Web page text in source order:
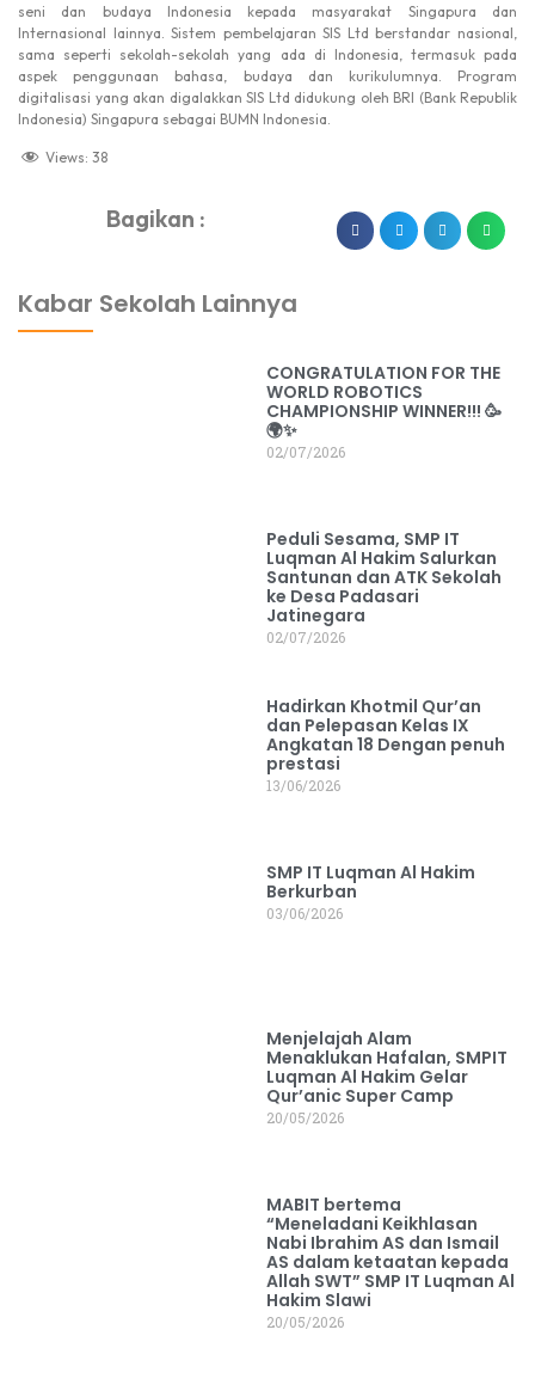
seni dan budaya Indonesia kepada masyarakat Singapura dan
Internasional lainnya. Sistem pembelajaran SIS Ltd berstandar nasional,
sama seperti sekolah-sekolah yang ada di Indonesia, termasuk pada
aspek penggunaan bahasa, budaya dan kurikulumnya. Program
digitalisasi yang akan digalakkan SIS Ltd didukung oleh BRI (Bank Republik
Indonesia) Singapura sebagai BUMN Indonesia.
Views: 38
Bagikan :
Kabar Sekolah Lainnya
CONGRATULATION FOR THE
WORLD ROBOTICS
CHAMPIONSHIP WINNER!!! 🥳
🌍✨
02/07/2026
Peduli Sesama, SMP IT
Luqman Al Hakim Salurkan
Santunan dan ATK Sekolah
ke Desa Padasari
Jatinegara
02/07/2026
Hadirkan Khotmil Qur’an
dan Pelepasan Kelas IX
Angkatan 18 Dengan penuh
prestasi
13/06/2026
SMP IT Luqman Al Hakim
Berkurban
03/06/2026
Menjelajah Alam
Menaklukan Hafalan, SMPIT
Luqman Al Hakim Gelar
Qur’anic Super Camp
20/05/2026
MABIT bertema
“Meneladani Keikhlasan
Nabi Ibrahim AS dan Ismail
AS dalam ketaatan kepada
Allah SWT” SMP IT Luqman Al
Hakim Slawi
20/05/2026